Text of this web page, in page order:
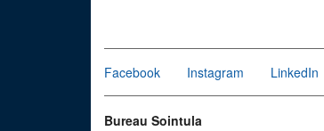
Facebook Instagram LinkedIn
Bureau Sointula